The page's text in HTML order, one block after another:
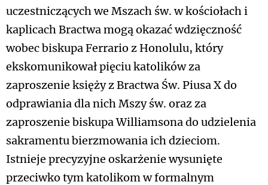
uczestniczących we Mszach św. w kościołach i
kaplicach Bractwa mogą okazać wdzięczność
wobec biskupa Ferrario z Honolulu, który
ekskomunikował pięciu katolików za
zaproszenie księży z Bractwa Św. Piusa X do
odprawiania dla nich Mszy św. oraz za
zaproszenie biskupa Williamsona do udzielenia
sakramentu bierzmowania ich dzieciom.
Istnieje precyzyjne oskarżenie wysunięte
przeciwko tym katolikom w formalnym